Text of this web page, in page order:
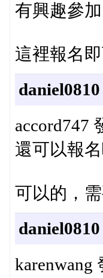
有興趣參
這裡報名
daniel0810
accord747
還可以報
可以的，
daniel0810
karenwang